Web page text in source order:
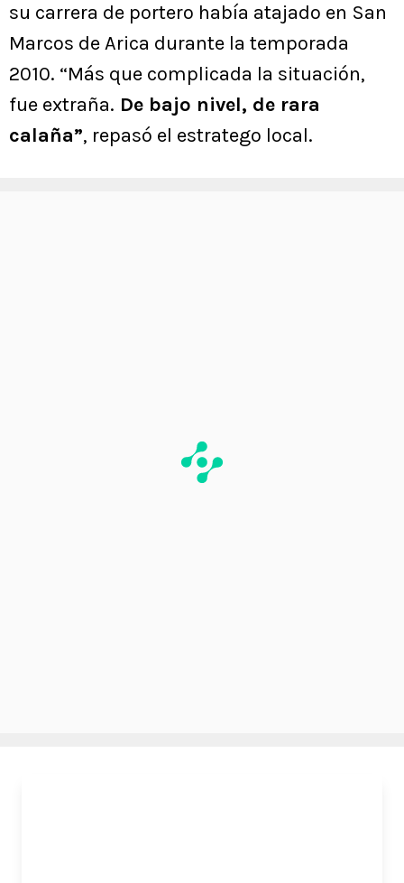
su carrera de portero había atajado en San
Marcos de Arica durante la temporada
2010. “Más que complicada la situación,
fue extraña. De bajo nivel, de rara
calaña”, repasó el estratego local.